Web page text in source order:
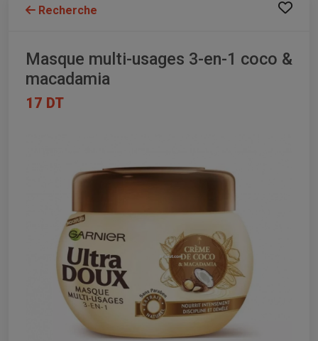
Recherche
Masque multi-usages 3-en-1 coco &
macadamia
17 DT